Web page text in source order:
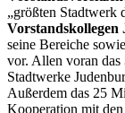
„größten Stadtwerk
Vorstandskollegen
seine Bereiche
vor. Allen voran das
Stadtwerke
Außerdem das 25
Kooperation mit